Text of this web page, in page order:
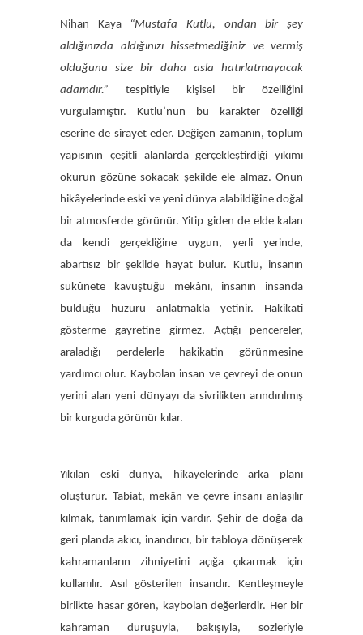
Nihan Kaya
“Mustafa Kutlu, ondan bir şey
aldığınızda aldığınızı hissetmediğiniz ve vermiş
olduğunu size bir daha asla hatırlatmayacak
adamdır.” tespitiyle kişisel bir özelliğini
vurgulamıştır. Kutlu’nun bu karakter özelliği
eserine de sirayet eder. Değişen zamanın, toplum
yapısının çeşitli alanlarda gerçekleştirdiği yıkımı
okurun gözüne sokacak şekilde ele almaz. Onun
hikâyelerinde eski ve yeni dünya alabildiğine doğal
bir atmosferde görünür. Yitip giden de elde kalan
da kendi gerçekliğine uygun, yerli yerinde,
abartısız bir şekilde hayat bulur. Kutlu, insanın
sükûnete kavuştuğu mekânı, insanın insanda
bulduğu huzuru anlatmakla yetinir. Hakikati
gösterme gayretine girmez. Açtığı pencereler,
araladığı perdelerle hakikatin görünmesine
yardımcı olur. Kaybolan insan ve çevreyi de onun
yerini alan yeni dünyayı da sivrilikten arındırılmış
bir kurguda görünür kılar.
Yıkılan eski dünya, hikayelerinde arka planı
oluşturur. Tabiat, mekân ve çevre insanı anlaşılır
kılmak, tanımlamak için vardır. Şehir de doğa da
geri planda akıcı, inandırıcı, bir tabloya dönüşerek
kahramanların zihniyetini açığa çıkarmak için
kullanılır. Asıl gösterilen insandır. Kentleşmeyle
birlikte hasar gören, kaybolan değerlerdir. Her bir
kahraman duruşuyla, bakışıyla, sözleriyle